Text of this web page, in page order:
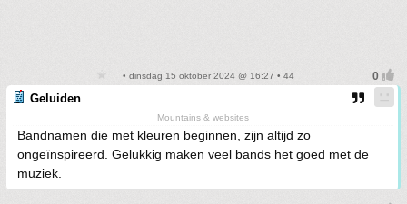
• dinsdag 15 oktober 2024 @ 16:27 • 44
Geluiden
Mountains & websites
Bandnamen die met kleuren beginnen, zijn altijd zo
ongeïnspireerd. Gelukkig maken veel bands het goed met de
muziek.